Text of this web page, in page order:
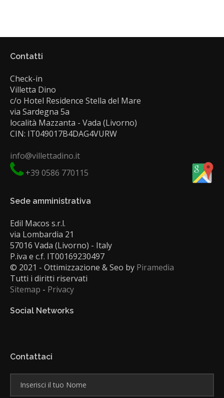
Contatti
Check-in
Villetta Dino
c/o Hotel Residence Stella del Mare
via Sardegna 5a
località Mazzanta - Vada (Livorno)
CIN: IT049017B4DAG4VURW
info@villettadino.it
+39 0586 770115
Sede amministrativa
Edil Macos s.r.l.
via Lombardia 21
57016 Vada (Livorno) - Italy
P.iva e c.f. IT00169230497
© 2021 - Ottimizzazione & Seo by Piramedia
Tutti i diritti riservati
Sitemap - Privacy
Social Networks
Contattaci